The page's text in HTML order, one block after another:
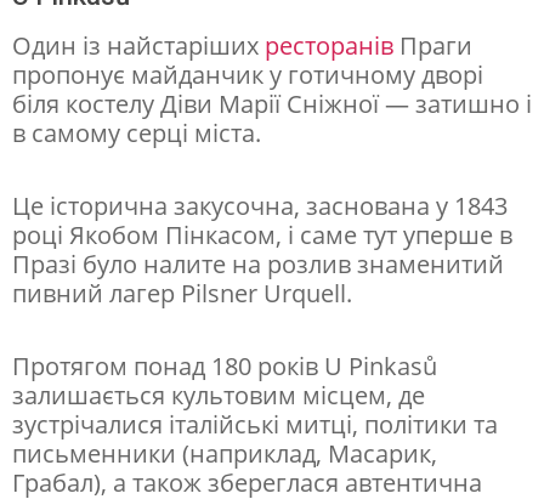
н
ч
и
к
в
П
р
з
і
Один із найстаріших ресторанів Праги
пропонує майданчик у готичному дворі
біля костелу Діви Марії Сніжної — затишно і
в самому серці міста.
Це історична закусочна, заснована у 1843
році Якобом Пінкасом, і саме тут уперше в
Празі було налите на розлив знаменитий
пивний лагер Pilsner Urquell.
Протягом понад 180 років U Pinkasů
залишається культовим місцем, де
зустрічалися італійські митці, політики та
письменники (наприклад, Масарик,
Грабал), а також збереглася автентична